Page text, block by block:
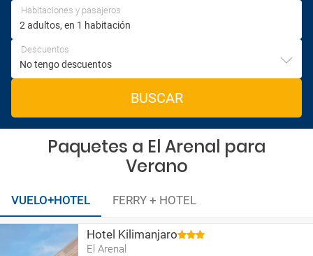
Habitaciones y pasajeros
Descuentos
BUSCAR
Paquetes a El Arenal para
Verano
VUELO+HOTEL FERRY + HOTEL
Hotel Kilimanjaro
El Arenal